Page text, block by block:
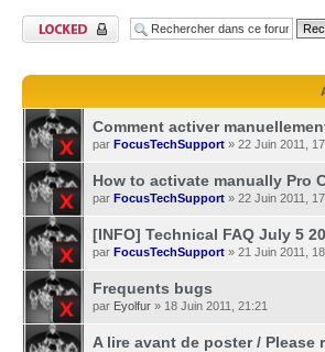
Comment activer
par FocusTechSupport » 22 Juin 2011,
How to activate manually Pro
par FocusTechSupport » 22 Juin 2011,
[INFO] Technical FAQ July 5
par FocusTechSupport » 21 Juin 2011,
Frequents bugs
par Eyolfur » 18 Juin 2011, 21:21
A lire avant de poster / Please